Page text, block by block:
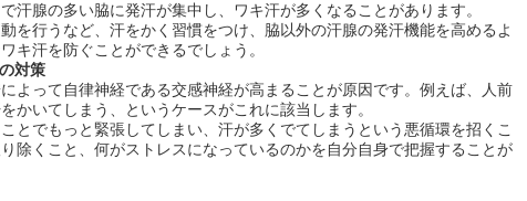
汗腺の多い脇に発汗が集中し、ワキ汗が多くなることがあります。
を行うなど、汗をかく習慣をつけ、脇以外の汗腺の発汗機能を高めるよ
キ汗を防ぐことができるでしょう。
対策
よって自律神経である交感神経が高まることが原因です。例えば、人前
かいてしまう、というケースがこれに該当します。
とでもっと緊張してしまい、汗が多くでてしまうという悪循環を招くこ
除くこと、何がストレスになっているのかを自分自身で把握することが